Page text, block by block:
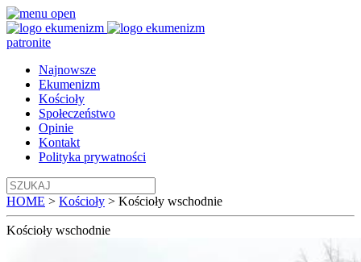
patronite
Najnowsze
Ekumenizm
Kościoły
Społeczeństwo
Opinie
Kontakt
Polityka prywatności
HOME > Kościoły > Kościoły wschodnie
Kościoły wschodnie